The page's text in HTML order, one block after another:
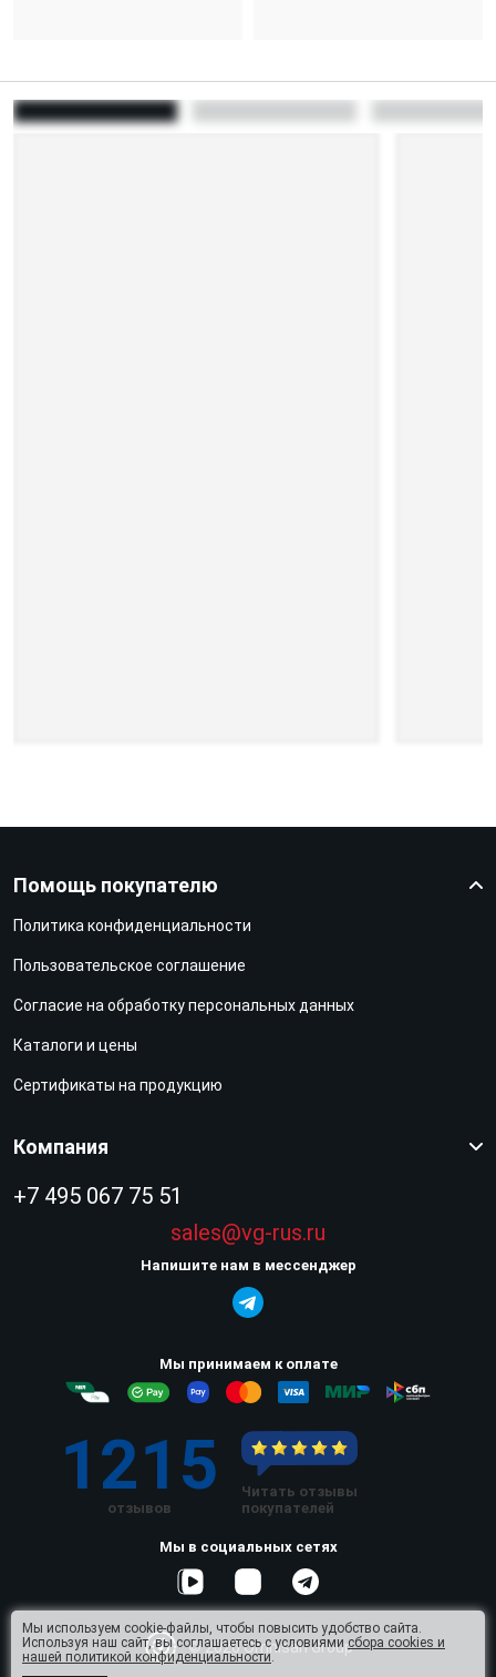
Помощь покупателю
Политика конфиденциальности
Пользовательское соглашение
Согласие на обработку персональных данных
Каталоги и цены
Сертификаты на продукцию
Компания
+7 495 067 75 51
sales@vg-rus.ru
Напишите нам в мессенджер
Мы принимаем к оплате
1215
отзывов
Читать отзывы
покупателей
Мы в социальных сетях
© 2026 Omnisan Group
Мы используем cookie-файлы, чтобы повысить удобство сайта.
Используя наш сайт, вы соглашаетесь с условиямисбора cookies и
нашей политикой конфиденциальности.